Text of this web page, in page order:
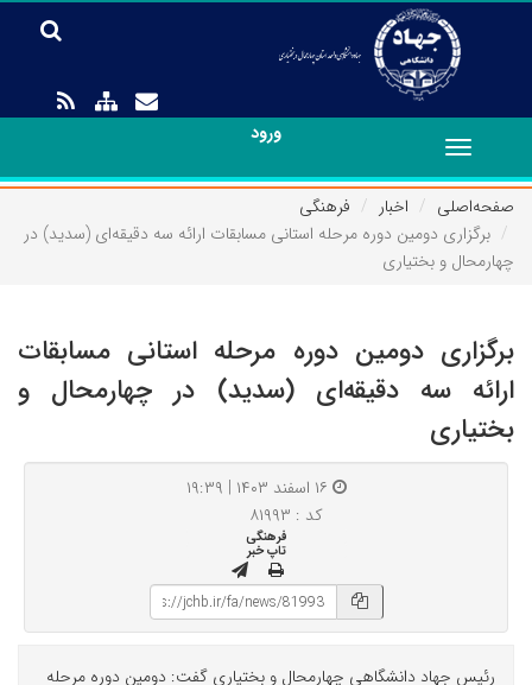
ورود
Toggle
navigation
صفحه‌اصلی
اخبار
فرهنگی
برگزاری دومین دوره مرحله استانی مسابقات ارائه سه دقیقه‌ای (سدید) در
چهارمحال و بختیاری
برگزاری دومین دوره مرحله استانی مسابقات
ارائه سه دقیقه‌ای (سدید) در چهارمحال و
بختیاری
کد : ۸۱۹۹۳
فرهنگی
تاپ خبر
رئیس جهاد دانشگاهی چهارمحال و بختیاری گفت: دومین دوره مرحله